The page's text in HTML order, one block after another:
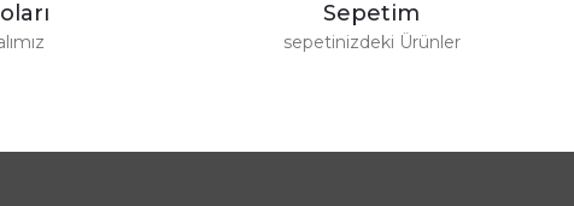
Sepetim
sepetinizdeki Ürünler